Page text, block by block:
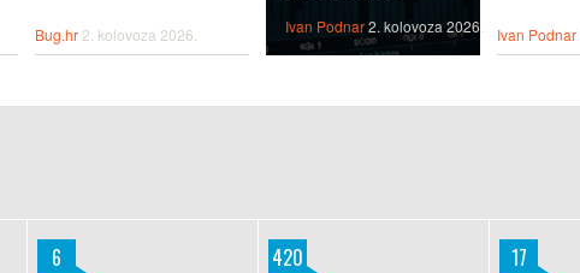
Bug.hr 2. kolovoza 2026. Ivan Podnar2. kolovoza 2026. Ivan Podnar
6 420 17